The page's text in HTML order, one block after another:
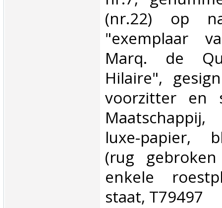
(nr.22) op
"exemplaar
Marq. de
Hilaire",
voorzitter en
luxe-papier,
(rug
enkele
staat, T79497‎